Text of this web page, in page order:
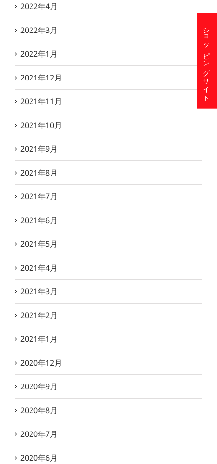
2022年4月
2022年3月
2022年1月
2021年12月
2021年11月
2021年10月
2021年9月
2021年8月
2021年7月
2021年6月
2021年5月
2021年4月
2021年3月
2021年2月
2021年1月
2020年12月
2020年9月
2020年8月
2020年7月
2020年6月
ショッピングサイト